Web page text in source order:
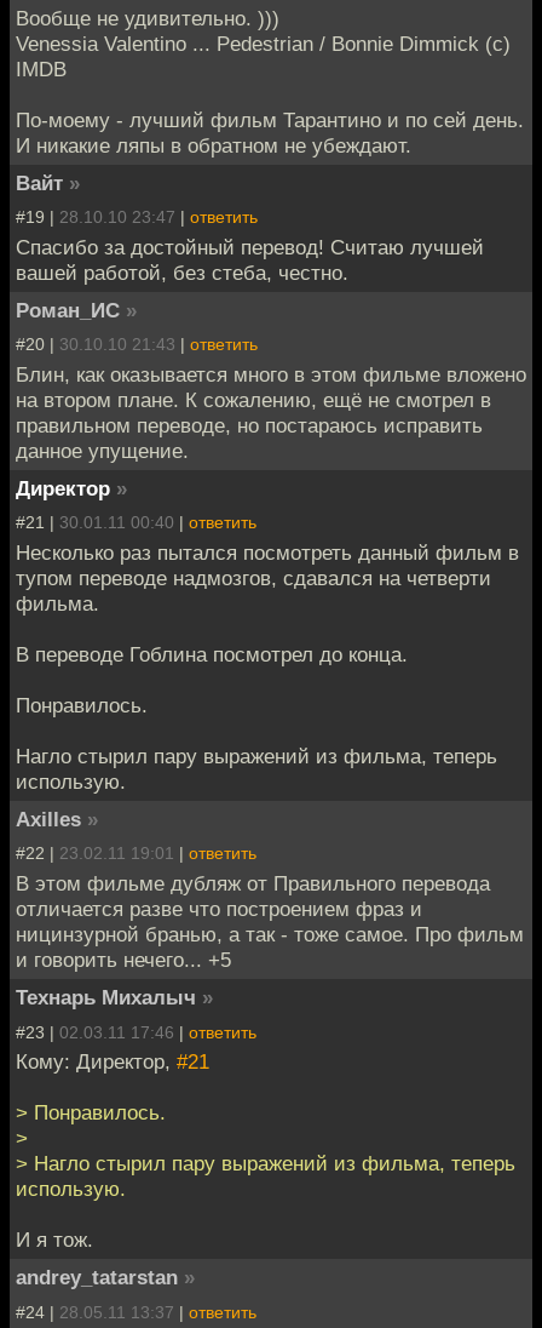
Вообще не удивительно. )))
Venessia Valentino ... Pedestrian / Bonnie Dimmick (c)
IMDB
По-моему - лучший фильм Тарантино и по сей день.
И никакие ляпы в обратном не убеждают.
Вайт »
#19 | 28.10.10 23:47 | ответить
Спасибо за достойный перевод! Считаю лучшей
вашей работой, без стеба, честно.
Роман_ИС »
#20 | 30.10.10 21:43 | ответить
Блин, как оказывается много в этом фильме вложено
на втором плане. К сожалению, ещё не смотрел в
правильном переводе, но постараюсь исправить
данное упущение.
Директор »
#21 | 30.01.11 00:40 | ответить
Несколько раз пытался посмотреть данный фильм в
тупом переводе надмозгов, сдавался на четверти
фильма.
В переводе Гоблина посмотрел до конца.
Понравилось.
Нагло стырил пару выражений из фильма, теперь
использую.
Axilles »
#22 | 23.02.11 19:01 | ответить
В этом фильме дубляж от Правильного перевода
отличается разве что построением фраз и
ницинзурной бранью, а так - тоже самое. Про фильм
и говорить нечего... +5
Технарь Михалыч »
#23 | 02.03.11 17:46 | ответить
Кому: Директор, #21
> Понравилось.
>
> Нагло стырил пару выражений из фильма, теперь
использую.
И я тож.
andrey_tatarstan »
#24 | 28.05.11 13:37 | ответить